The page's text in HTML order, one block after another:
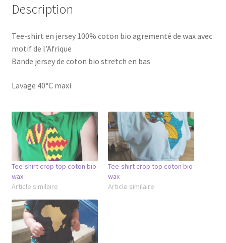
Description
Tee-shirt en jersey 100% coton bio agrementé de wax avec
motif de l’Afrique
Bande jersey de coton bio stretch en bas
Lavage 40°C maxi
Tee-shirt crop top coton bio
wax
Article similaire
Tee-shirt crop top coton bio
wax
Article similaire